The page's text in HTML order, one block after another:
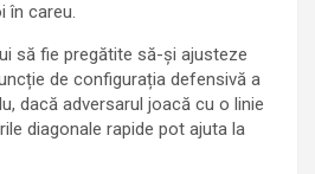
în careu.
să fie pregătite să-și ajusteze
de configurația defensivă a
dacă adversarul joacă cu o linie
diagonale rapide pot ajuta la